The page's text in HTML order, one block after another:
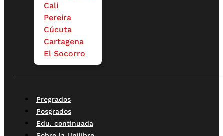
Cali
Pereira
Cúcuta
Cartagena
El Socorro
Pregrados
Posgrados
Edu. continuada